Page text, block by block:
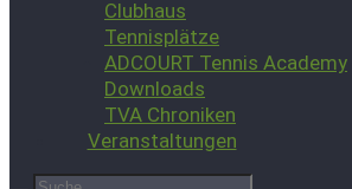
Clubhaus
Tennisplätze
ADCOURT Tennis Academy
Downloads
TVA Chroniken
Veranstaltungen